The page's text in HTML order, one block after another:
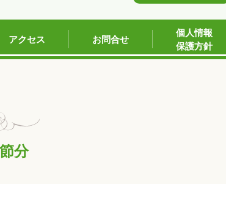
アクセス お問合せ
個人情報
保護方針
分